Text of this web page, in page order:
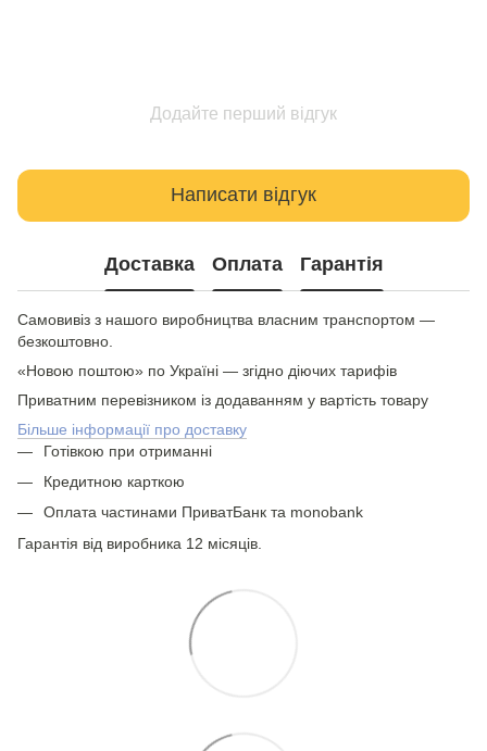
Додайте перший відгук
Написати відгук
Доставка Оплата Гарантія
Самовивіз з нашого виробництва власним транспортом —
безкоштовно.
«Новою поштою» по Україні — згідно діючих тарифів
Приватним перевізником із додаванням у вартість товару
Більше інформації про доставку
Готівкою при отриманні
Кредитною карткою
Оплата частинами ПриватБанк та monobank
Гарантія від виробника 12 місяців.